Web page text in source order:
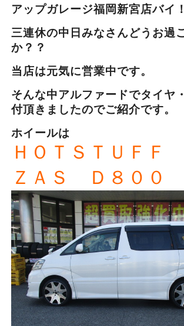
アップガレージ福岡新宮店バイ
三連休の中日みなさんどうお過
か？？
当店は元気に営業中です。
そんな中アルファードでタイヤ
付頂きましたのでご紹介です。
ホイールは
ＨＯＴＳＴＵＦＦ
ＺＡＳ Ｄ８００